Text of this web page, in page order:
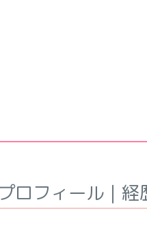
ロフィール｜経